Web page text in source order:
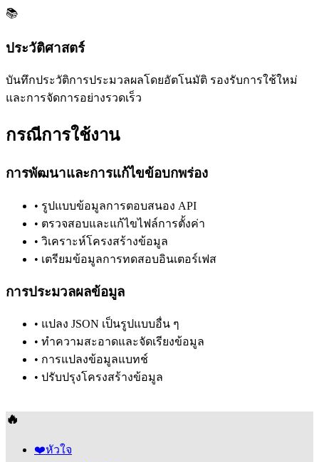
📚
ประวัติศาสตร์
บันทึกประวัติการประมวลผลโดยอัตโนมัติ รองรับการใช้ใหม่
และการจัดการอย่างรวดเร็ว
กรณีการใช้งาน
การพัฒนาและการแก้ไขข้อบกพร่อง
• รูปแบบข้อมูลการตอบสนอง API
• ตรวจสอบและแก้ไขไฟล์การตั้งค่า
• วิเคราะห์โครงสร้างข้อมูล
• เตรียมข้อมูลการทดสอบอินเตอร์เฟส
การประมวลผลข้อมูล
• แปลง JSON เป็นรูปแบบอื่น ๆ
• ทำความสะอาดและจัดเรียงข้อมูล
• การแปลงข้อมูลแบทช์
• ปรับปรุงโครงสร้างข้อมูล
🔥
❤️หัวใจ